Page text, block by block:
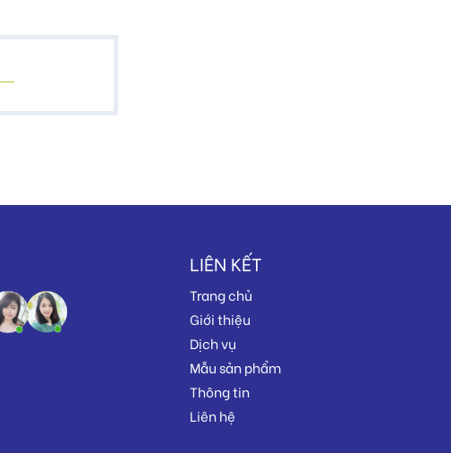
LIÊN KẾT
Trang chủ
Giới thiệu
Dịch vụ
Mẫu sản phẩm
Thông tin
Liên hệ